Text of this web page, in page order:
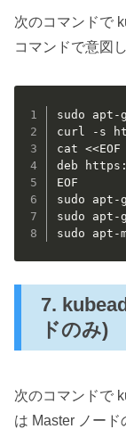
次のコマンドで
コマンドで意図
sudo
curl -s
cat
deb
EOF
sudo apt-
sudo
sudo apt-
7.
ドのみ)
次のコマンドで
は Master ノー